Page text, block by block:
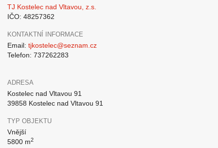
TJ Kostelec nad Vltavou, z.s.
IČO: 48257362
KONTAKTNÍ INFORMACE
Email: tjkostelec@seznam.cz
Telefon: 737262283
ADRESA
Kostelec nad Vltavou 91
39858 Kostelec nad Vltavou 91
TYP OBJEKTU
Vnější
5800 m2